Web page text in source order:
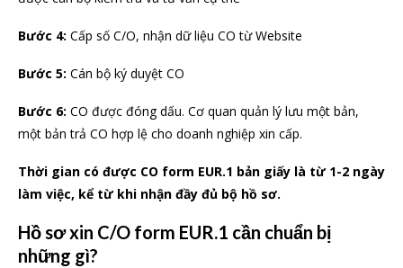
Bước 4: Cấp số C/O, nhận dữ liệu CO từ Website
Bước 5: Cán bộ ký duyệt CO
Bước 6: CO được đóng dấu. Cơ quan quản lý lưu một bản,
một bản trả CO hợp lệ cho doanh nghiệp xin cấp.
Thời gian có được CO form EUR.1 bản giấy là từ 1-2 ngày
làm việc, kể từ khi nhận đầy đủ bộ hồ sơ.
Hồ sơ xin C/O form EUR.1 cần chuẩn bị
những gì?